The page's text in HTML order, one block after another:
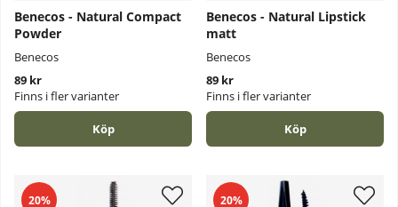
Benecos - Natural Compact
Powder
Benecos
89 kr
Finns i fler varianter
Köp
Benecos - Natural Lipstick
matt
Benecos
89 kr
Finns i fler varianter
Köp
20% 20%